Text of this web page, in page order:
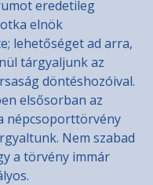
eredetileg
elnök
lehetőséget ad arra,
tárgyaljunk az
döntéshozóival.
elsősorban az
népcsoporttörvény
Nem szabad
a törvény immár